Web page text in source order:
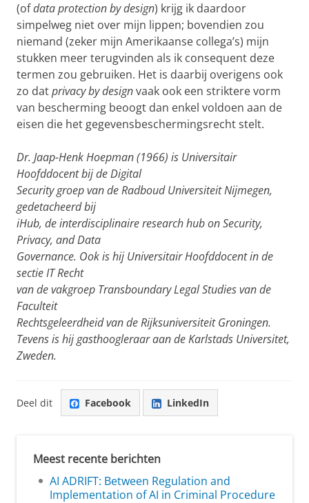
(ofdata protection by design) krijg ik daardoor
simpelweg niet over mijn lippen; bovendien zou
niemand (zeker mijn Amerikaanse collega’s) mijn
stukken meer terugvinden als ik consequent deze
termen zou gebruiken. Het is daarbij overigens ook
zo datprivacy by designvaak ook een striktere vorm
van bescherming beoogt dan enkel voldoen aan de
eisen die het gegevensbeschermingsrecht stelt.
Dr. Jaap-Henk Hoepman (1966) is Universitair
Hoofddocent bij de Digital
Security groep van de Radboud Universiteit Nijmegen,
gedetacheerd bij
iHub, de interdisciplinaire research hub on Security,
Privacy, and Data
Governance. Ook is hij Universitair Hoofddocent in de
sectie IT Recht
van de vakgroep Transboundary Legal Studies van de
Faculteit
Rechtsgeleerdheid van de Rijksuniversiteit Groningen.
Tevens is hij gasthoogleraar aan de Karlstads Universitet,
Zweden.
Deel dit Facebook LinkedIn
Meest recente berichten
AI ADRIFT: Between Regulation and
Implementation of AI in Criminal Procedure